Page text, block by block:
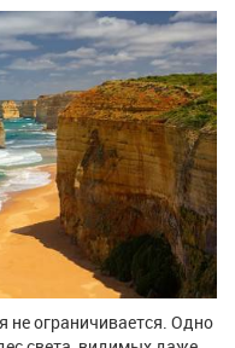
не ограничивается. Одно